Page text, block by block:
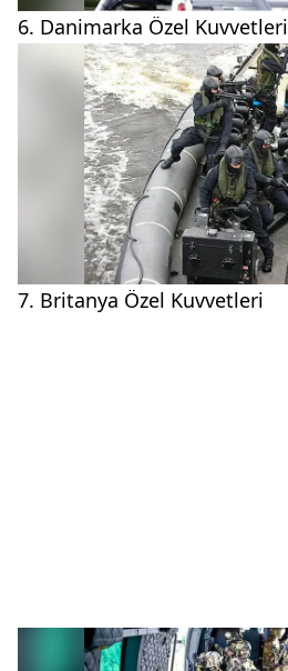
6. Danimarka Özel Kuvvetleri
7. Britanya Özel Kuvvetleri